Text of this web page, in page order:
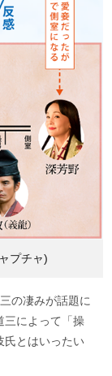
プチャ)
の凄みが話題に
三によって「操
氏とはいったい